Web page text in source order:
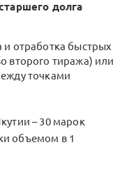
долга
и отработка быстрых
второго тиража) или
точками
– 30 марок
объемом в 1